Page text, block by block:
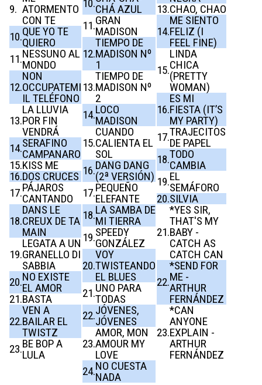
9. ATORMENTO
CON TE
10.QUE YO TE
QUIERO
11.NESSUNO AL
MONDO
12.
NON
OCCUPATEMI
IL TELÉFONO
13.
LA LLUVIA
POR FIN
VENDRÁ
14.SERAFINO
CAMPANARO
15.KISS ME
16.DOS CRUCES
17.PÁJAROS
CANTANDO
18.
DANS LE
CREUX DE TA
MAIN
19.
LEGATA A UN
GRANELLO DI
SABBIA
20.NO EXISTE
EL AMOR
21.BASTA
22.
VEN A
BAILAR EL
TWISTZ
23.BE BOP A
LULA
10.CHÁ AZUL
11.GRAN
MADISON
12.
TIEMPO DE
MADISON Nº
1
13.
TIEMPO DE
MADISON Nº
2
14.LOCO
MADISON
15.
CUANDO
CALIENTA EL
SOL
16.DANG DANG
(2ª VERSIÓN)
17.PEQUEÑO
ELEFANTE
18.LA SAMBA DE
MI TIERRA
19.SPEEDY
GONZÁLEZ
20.
VOY
TWISTEANDO
EL BLUES
21.UNO PARA
TODAS
22.JÓVENES,
JÓVENES
23.
AMOR, MON
AMOUR MY
LOVE
24.NO CUESTA
NADA
13.CHAO, CHAO
14.
ME SIENTO
FELIZ (I
FEEL FINE)
15.
LINDA
CHICA
(PRETTY
WOMAN)
16.
ES MI
FIESTA (IT’S
MY PARTY)
17.TRAJECITOS
DE PAPEL
18.TODO
CAMBIA
19.EL
SEMÁFORO
20.SILVIA
21.
*YES SIR,
THAT'S MY
BABY -
CATCH AS
CATCH CAN
22.
*SEND FOR
ME -
ARTHUR
FERNÁNDEZ
23.
*CAN
ANYONE
EXPLAIN -
ARTHUR
FERNÁNDEZ